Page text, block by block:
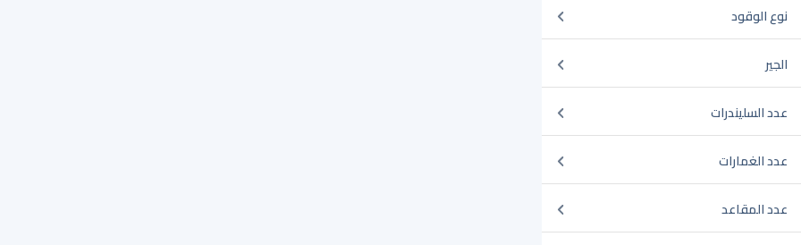
نوع الوقود
الجير
عدد السليندرات
عدد الغمارات
عدد المقاعد